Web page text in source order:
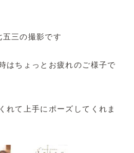
三の撮影です
はちょっとお疲れのご様子で
れて上手にポーズしてくれま